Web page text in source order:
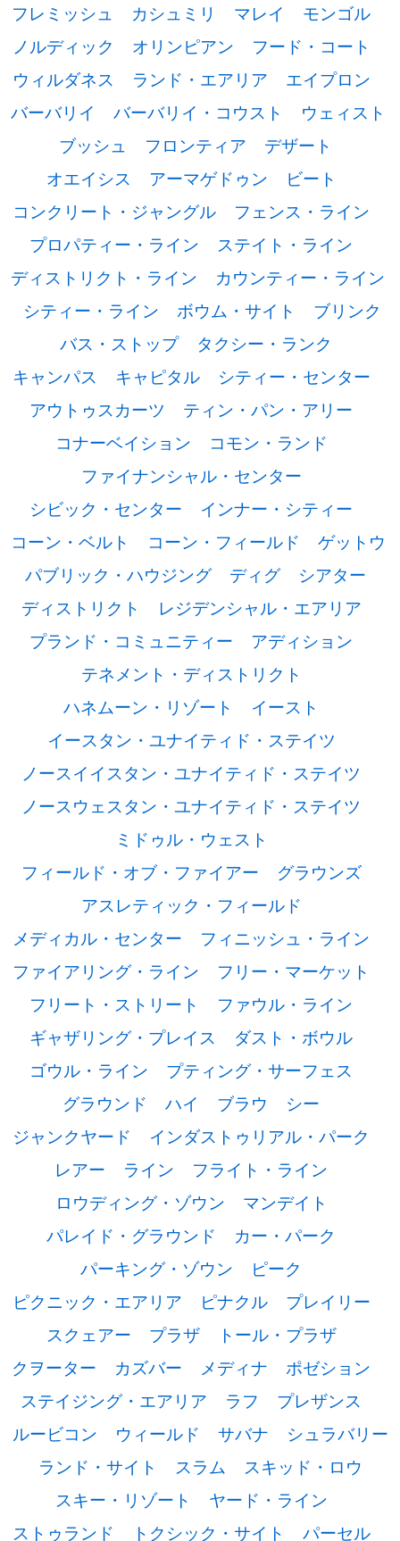
フレミッシュ
カシュミリ マレイ
モンゴル
ノルディック
オリンピアン
フード・コート
ウィルダネス
ランド・エアリア
エイプロン
バーバリイ
バーバリイ・コウスト
ウェィスト
ブッシュ
フロンティア
デザート
オエイシス
アーマゲドゥン
ビート
コンクリート・ジャングル
フェンス・ライン
プロパティー・ライン
ステイト・ライン
ディストリクト・ライン
カウンティー・ライン
シティー・ライン
ボウム・サイト
ブリンク
バス・ストップ
タクシー・ランク
キャンパス
キャピタル
シティー・センター
アウトゥスカーツ
ティン・パン・アリー
コナーベイション
コモン・ランド
ファイナンシャル・センター
シビック・センター
インナー・シティー
コーン・ベルト
コーン・フィールド
ゲットウ
パブリック・ハウジング
ディグ
シアター
ディストリクト
レジデンシャル・エアリア
プランド・コミュニティー
アディション
テネメント・ディストリクト
ハネムーン・リゾート
イースト
イースタン・ユナイティド・ステイツ
ノースイイスタン・ユナイティド・ステイツ
ノースウェスタン・ユナイティド・ステイツ
ミドゥル・ウェスト
フィールド・オブ・ファイアー
グラウンズ
アスレティック・フィールド
メディカル・センター
フィニッシュ・ライン
ファイアリング・ライン
フリー・マーケット
フリート・ストリート
ファウル・ライン
ギャザリング・プレイス
ダスト・ボウル
ゴウル・ライン
プティング・サーフェス
グラウンド
ハイ ブラウ
シー
ジャンクヤード
インダストゥリアル・パーク
レアー
ライン
フライト・ライン
ロウディング・ゾウン
マンデイト
パレイド・グラウンド
カー・パーク
パーキング・ゾウン
ピーク
ピクニック・エアリア
ピナクル
プレイリー
スクェアー
プラザ
トール・プラザ
クヲーター
カズバー メディナ
ポゼション
ステイジング・エアリア
ラフ
プレザンス
ルービコン
ウィールド サバナ
シュラバリー
ランド・サイト
スラム
スキッド・ロウ
スキー・リゾート
ヤード・ライン
ストゥランド
トクシック・サイト パーセル